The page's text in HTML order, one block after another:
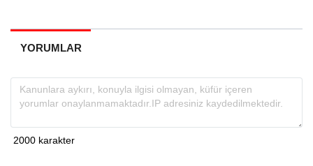
YORUMLAR